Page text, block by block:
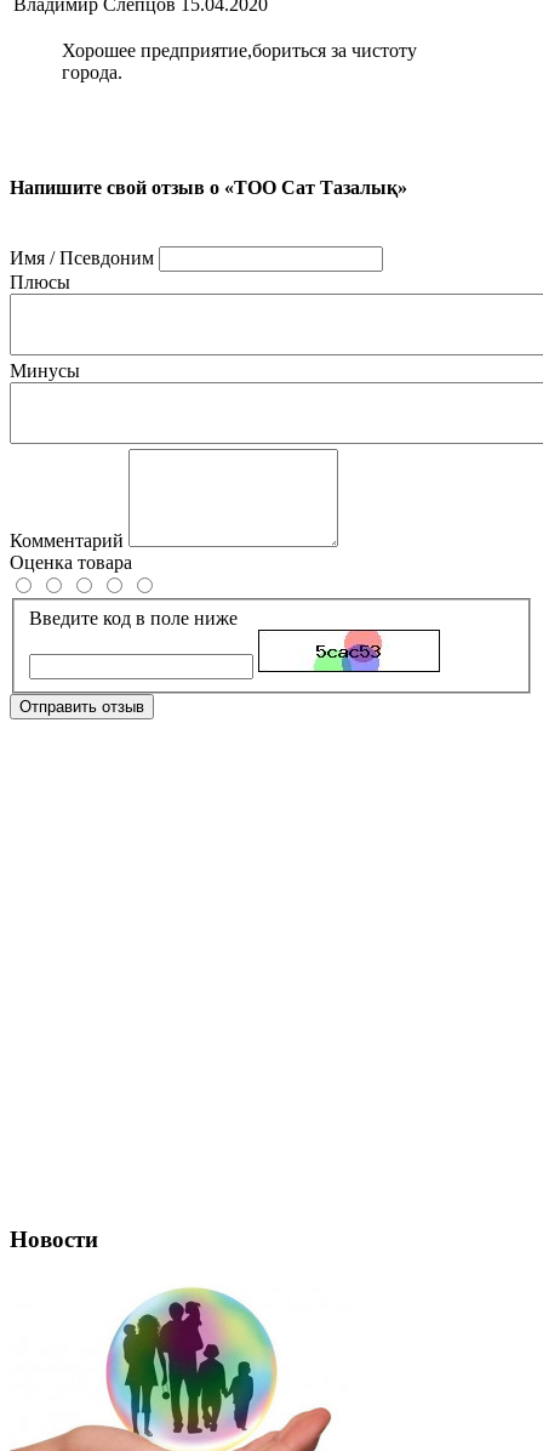
Владимир Слепцов 15.04.2020
Хорошее предприятие,бориться за чистоту
города.
Напишите свой отзыв о «ТОО Сат Тазалық»
Имя / Псевдоним
Плюсы
Минусы
Комментарий
Оценка товара
Введите код в поле ниже
Отправить отзыв
Новости